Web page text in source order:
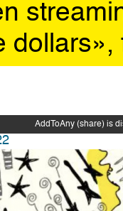
AddToAny (share) is